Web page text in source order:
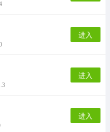
进入
进入
进入